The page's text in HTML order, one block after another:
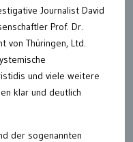
Journalist David
Prof. Dr.
von Thüringen, Ltd.
und viele weitere
klar und deutlich
der sogenannten